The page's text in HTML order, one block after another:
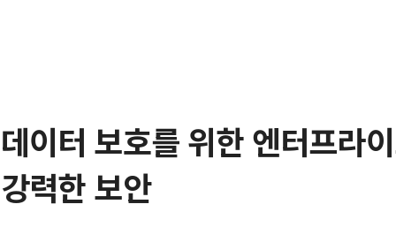
데이터 보호를 위한 엔터프라
강력한 보안